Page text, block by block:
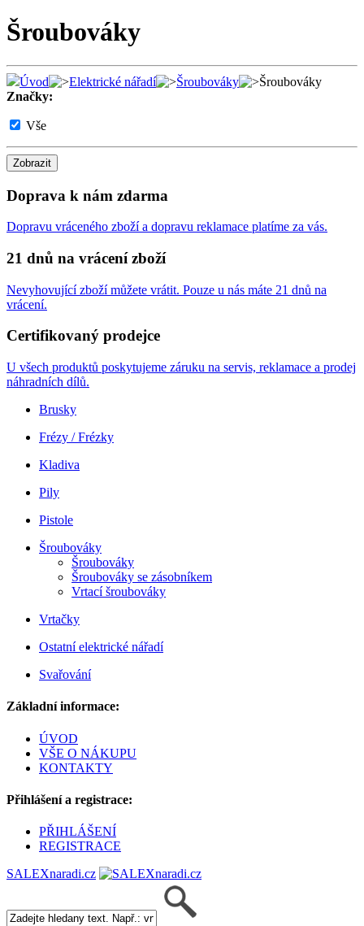
Šroubováky
Úvod Elektrické nářadí Šroubováky
Šroubováky
Značky:
Vše
Zobrazit
Doprava k nám zdarma
Dopravu vráceného zboží a dopravu reklamace platíme za vás.
21 dnů na vrácení zboží
Nevyhovující zboží můžete vrátit. Pouze u nás máte 21 dnů na
vrácení.
Certifikovaný prodejce
U všech produktů poskytujeme záruku na servis, reklamace a prodej
náhradních dílů.
Brusky
Frézy / Frézky
Kladiva
Pily
Pistole
Šroubováky
Šroubováky
Šroubováky se zásobníkem
Vrtací šroubováky
Vrtačky
Ostatní elektrické nářadí
Svařování
Základní informace:
ÚVOD
VŠE O NÁKUPU
KONTAKTY
Přihlášení a registrace:
PŘIHLÁŠENÍ
REGISTRACE
SALEXnaradi.cz